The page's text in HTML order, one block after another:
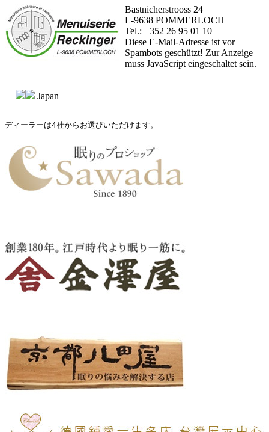
Bastnicherstrooss 24
L-9638 POMMERLOCH
Tel.: +352 26 95 01 10
Diese E-Mail-Adresse ist vor
Spambots geschützt! Zur Anzeige
muss JavaScript eingeschaltet sein.
Japan
ディーラーは4社からお選びいただけます。